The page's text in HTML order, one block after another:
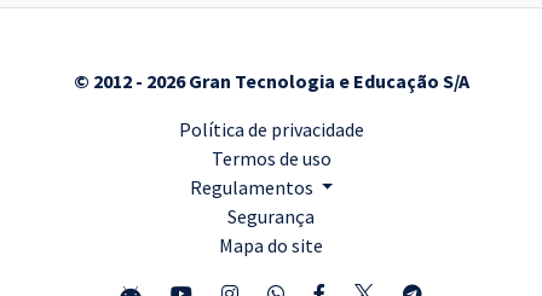
© 2012 - 2026 Gran Tecnologia e Educação S/A
Política de privacidade
Termos de uso
Regulamentos
Segurança
Mapa do site